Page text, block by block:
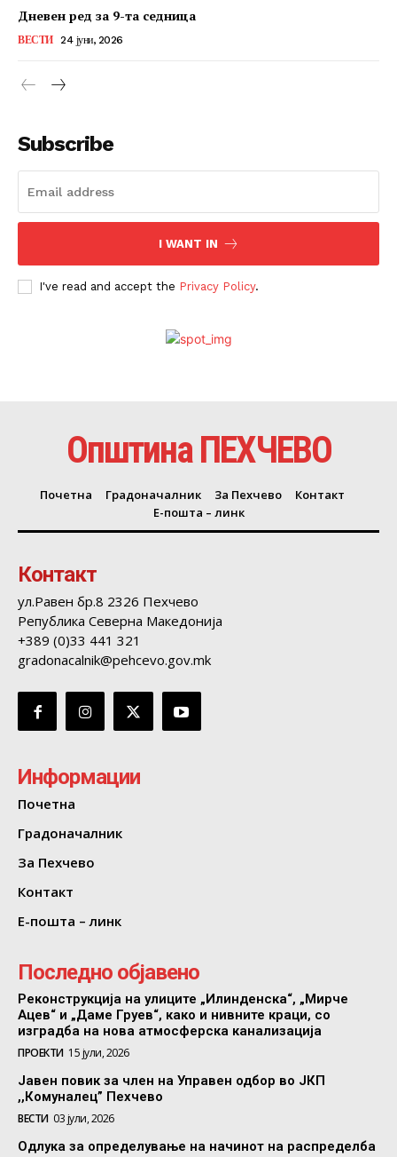
Дневен ред за 9-та седница
ВЕСТИ 24 јуни, 2026
Subscribe
I WANT IN
I've read and accept the Privacy Policy.
Општина ПЕХЧЕВО
Почетна Градоначалник За Пехчево
Контакт
Е-пошта – линк
Контакт
ул.Равен бр.8 2326 Пехчево
Република Северна Македонија
+389 (0)33 441 321
gradonacalnik@pehcevo.gov.mk
Информации
Почетна
Градоначалник
За Пехчево
Контакт
Е-пошта – линк
Последно објавено
Реконструкција на улиците „Илинденска“, „Мирче
Ацев“ и „Даме Груев“, како и нивните краци, со
изградба на нова атмосферска канализација
ПРОЕКТИ 15 јули, 2026
Јавен повик за член на Управен одбор во ЈКП
,,Комуналец” Пехчево
ВЕСТИ 03 јули, 2026
Одлука за определување на начинот на распределба